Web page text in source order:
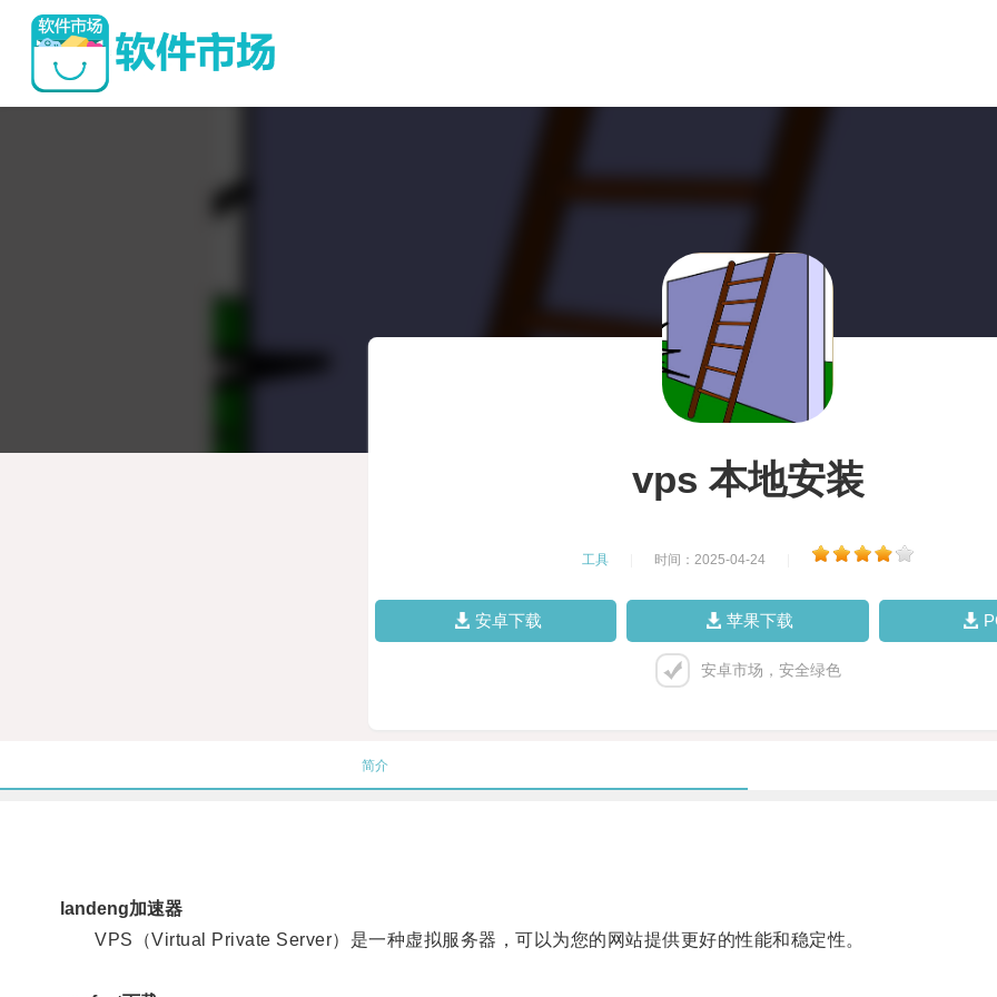
vps 本地安装
工具 时间：2025-04-24
安卓下载 苹果下载
安卓市场，安全绿色
简介
landeng加速器
VPS（Virtual Private Server）是一种虚拟服务器，可以为您的网站提供更好的性能和稳定性。